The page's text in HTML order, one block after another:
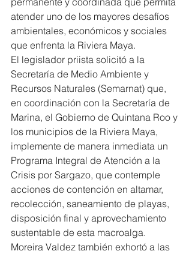
atender uno de los mayores desafíos
ambientales, económicos y sociales
que enfrenta la Riviera Maya.
El legislador priista solicitó a la
Secretaría de Medio Ambiente y
Recursos Naturales (Semarnat) que,
en coordinación con la Secretaría de
Marina, el Gobierno de Quintana Roo y
los municipios de la Riviera Maya,
implemente de manera inmediata un
Programa Integral de Atención a la
Crisis por Sargazo, que contemple
acciones de contención en altamar,
recolección, saneamiento de playas,
disposición final y aprovechamiento
sustentable de esta macroalga.
Moreira Valdez también exhortó a las